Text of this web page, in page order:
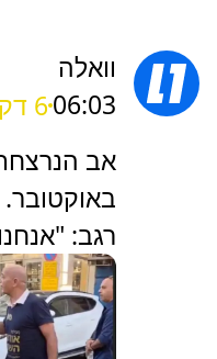
וואלה
06:036 דקות
באוקטובר.
רגב: